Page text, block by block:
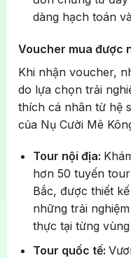
dàng hạch toán
Voucher mua được
Khi nhận voucher,
do lựa chọn trải
thích cá nhân từ hệ
của Nụ Cười Mê
Tour nội địa:
hơn 50 tuyến
Bắc, được thiết
những trải
thực tại từng
Tour quốc tế: